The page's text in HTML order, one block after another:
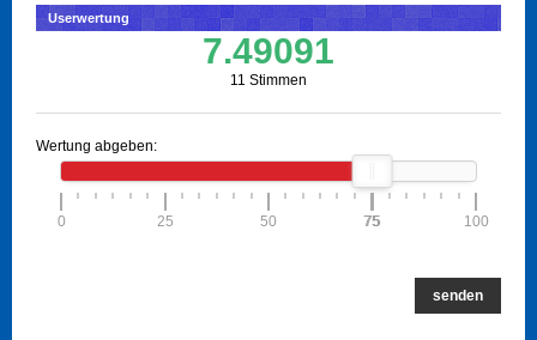
Userwertung
7.49091
11 Stimmen
Wertung abgeben:
0 25 50 75
75 100
senden